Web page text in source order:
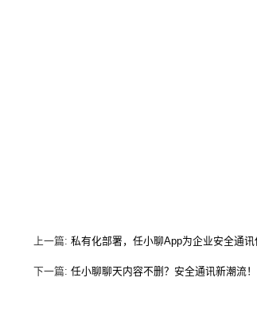
上一篇: 私有化部署，任小聊App为企业安全通
下一篇: 任小聊聊天内容不删？安全通讯新潮流！